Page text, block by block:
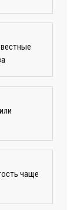
чаще